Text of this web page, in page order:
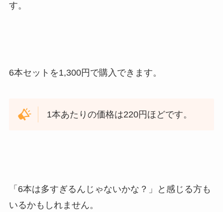
す。
6本セットを1,300円で購入できます。
1本あたりの価格は220円ほどです。
「6本は多すぎるんじゃないかな？」と感じる方も
いるかもしれません。